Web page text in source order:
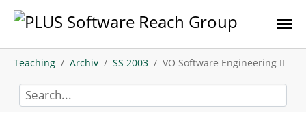
Skip to main content
You are here:
Teaching Archiv SS 2003 VO Software Engineering II